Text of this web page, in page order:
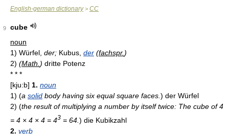
English-german dictionary> CC
9
cube
noun
1) Würfel, der; Kubus, der (fachspr.)
2) (Math.) dritte Potenz
* * *
[kju:b] 1. noun
1) (a solid body having six equal square faces.) der Würfel
2) (the result of multiplying a number by itself twice: The cube of 4
= 4 × 4 × 4 = 43 = 64. ) die Kubikzahl
2. verb